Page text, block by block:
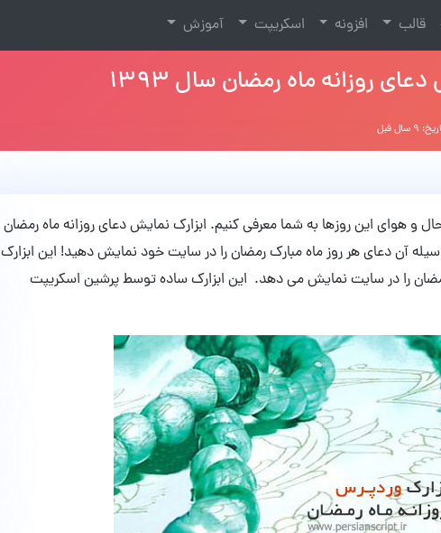
(current) قالب افزونه اسکریپت آموزش
روزانه ماه رمضان سال ۱۳۹۳
۹ سال قبل
و هوای این روزها به شما معرفی کنیم. ابزارک نمایش دعای روزانه ماه رمضان
آن دعای هر روز ماه مبارک رمضان را در سایت خود نمایش دهید! این ابزارک
را در سایت نمایش می دهد. این ابزارک ساده توسط پرشین اسکریپت